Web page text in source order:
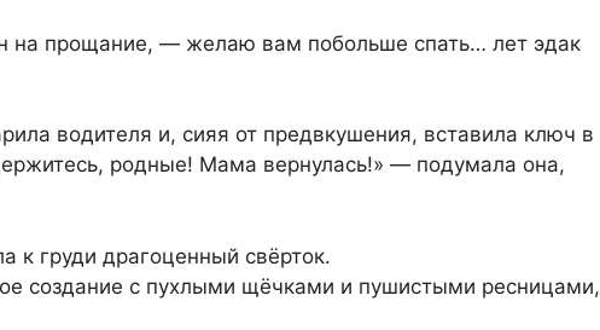
прощание, — желаю вам побольше спать… лет эдак
водителя и, сияя от предвкушения, вставила ключ в
родные! Мама вернулась!» — подумала она,
к груди драгоценный свёрток.
создание с пухлыми щёчками и пушистыми ресницами,